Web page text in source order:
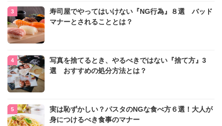
寿司屋でやってはいけない『NG行為』８選 バッド
マナーとされることとは？
写真を捨てるとき、やるべきではない『捨て方』3
選 おすすめの処分方法とは？
実は恥ずかしい？パスタのNGな食べ方６選！大人が
身につけるべき食事のマナー